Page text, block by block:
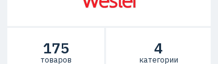
175
товаров
4
категории